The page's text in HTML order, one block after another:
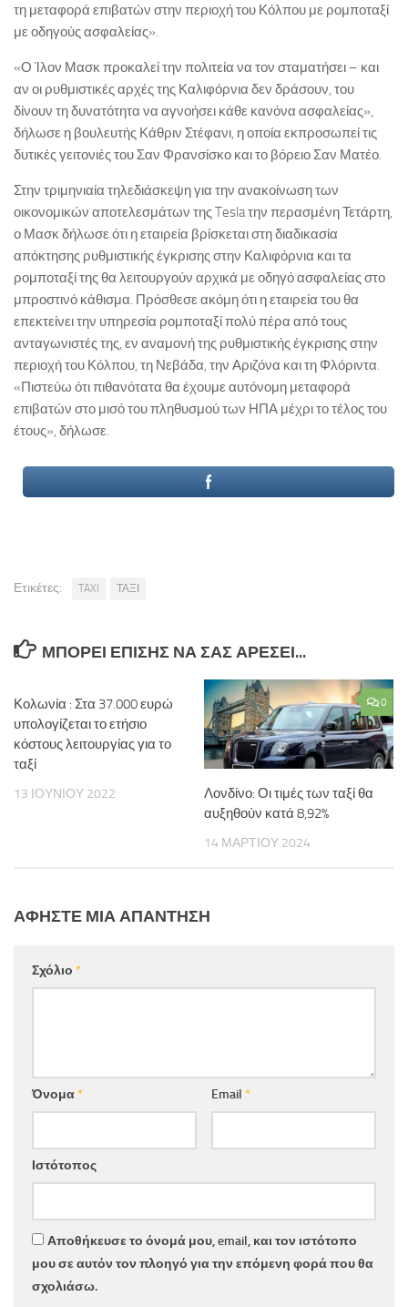
τη μεταφορά επιβατών στην περιοχή του Κόλπου με ρομποταξί
με οδηγούς ασφαλείας».
«Ο Ίλον Μασκ προκαλεί την πολιτεία να τον σταματήσει – και
αν οι ρυθμιστικές αρχές της Καλιφόρνια δεν δράσουν, του
δίνουν τη δυνατότητα να αγνοήσει κάθε κανόνα ασφαλείας»,
δήλωσε η βουλευτής Κάθριν Στέφανι, η οποία εκπροσωπεί τις
δυτικές γειτονιές του Σαν Φρανσίσκο και το βόρειο Σαν Ματέο.
Στην τριμηνιαία τηλεδιάσκεψη για την ανακοίνωση των
οικονομικών αποτελεσμάτων της Tesla την περασμένη Τετάρτη,
ο Μασκ δήλωσε ότι η εταιρεία βρίσκεται στη διαδικασία
απόκτησης ρυθμιστικής έγκρισης στην Καλιφόρνια και τα
ρομποταξί της θα λειτουργούν αρχικά με οδηγό ασφαλείας στο
μπροστινό κάθισμα. Πρόσθεσε ακόμη ότι η εταιρεία του θα
επεκτείνει την υπηρεσία ρομποταξί πολύ πέρα από τους
ανταγωνιστές της, εν αναμονή της ρυθμιστικής έγκρισης στην
περιοχή του Κόλπου, τη Νεβάδα, την Αριζόνα και τη Φλόριντα.
«Πιστεύω ότι πιθανότατα θα έχουμε αυτόνομη μεταφορά
επιβατών στο μισό του πληθυσμού των ΗΠΑ μέχρι το τέλος του
έτους», δήλωσε.
Ετικέτες: TAXI ΤΑΞΙ
ΜΠΟΡΕΊ ΕΠΊΣΗΣ ΝΑ ΣΑΣ ΑΡΈΣΕΙ...
Κολωνία : Στα 37.000 ευρώ
υπολογίζεται το ετήσιο
κόστους λειτουργίας για το
ταξί
13 ΙΟΥΝΊΟΥ 2022
0
Λονδίνο: Οι τιμές των ταξί θα
αυξηθούν κατά 8,92%
14 ΜΑΡΤΊΟΥ 2024
ΑΦΉΣΤΕ ΜΙΑ ΑΠΆΝΤΗΣΗ
Σχόλιο *
Όνομα* Email *
Ιστότοπος
Αποθήκευσε το όνομά μου, email, και τον ιστότοπο
μου σε αυτόν τον πλοηγό για την επόμενη φορά που θα
σχολιάσω.